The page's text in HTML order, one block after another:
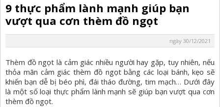
9 thực phẩm lành mạnh giúp bạn
vượt qua cơn thèm đồ ngọt
ngày 30/12/2021
Thèm đồ ngọt là cảm giác nhiều người hay gặp, tuy nhiên, nếu
thỏa mãn cảm giác thèm đồ ngọt bằng các loại bánh, kẹo sẽ
khiến bạn dễ bị béo phì, đái tháo đường, tim mạch… Dưới đây
là một số loại thực phẩm lành mạnh sẽ giúp bạn vượt qua cơn
thèm đồ ngọt.